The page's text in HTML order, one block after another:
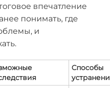
впечатление
понимать, где
и
Способы